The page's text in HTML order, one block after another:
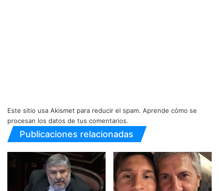
Este sitio usa Akismet para reducir el spam. Aprende cómo se
procesan los datos de tus comentarios.
Publicaciones relacionadas